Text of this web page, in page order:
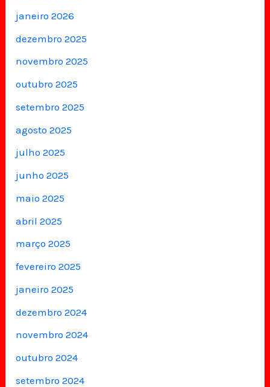
janeiro 2026
dezembro 2025
novembro 2025
outubro 2025
setembro 2025
agosto 2025
julho 2025
junho 2025
maio 2025
abril 2025
março 2025
fevereiro 2025
janeiro 2025
dezembro 2024
novembro 2024
outubro 2024
setembro 2024